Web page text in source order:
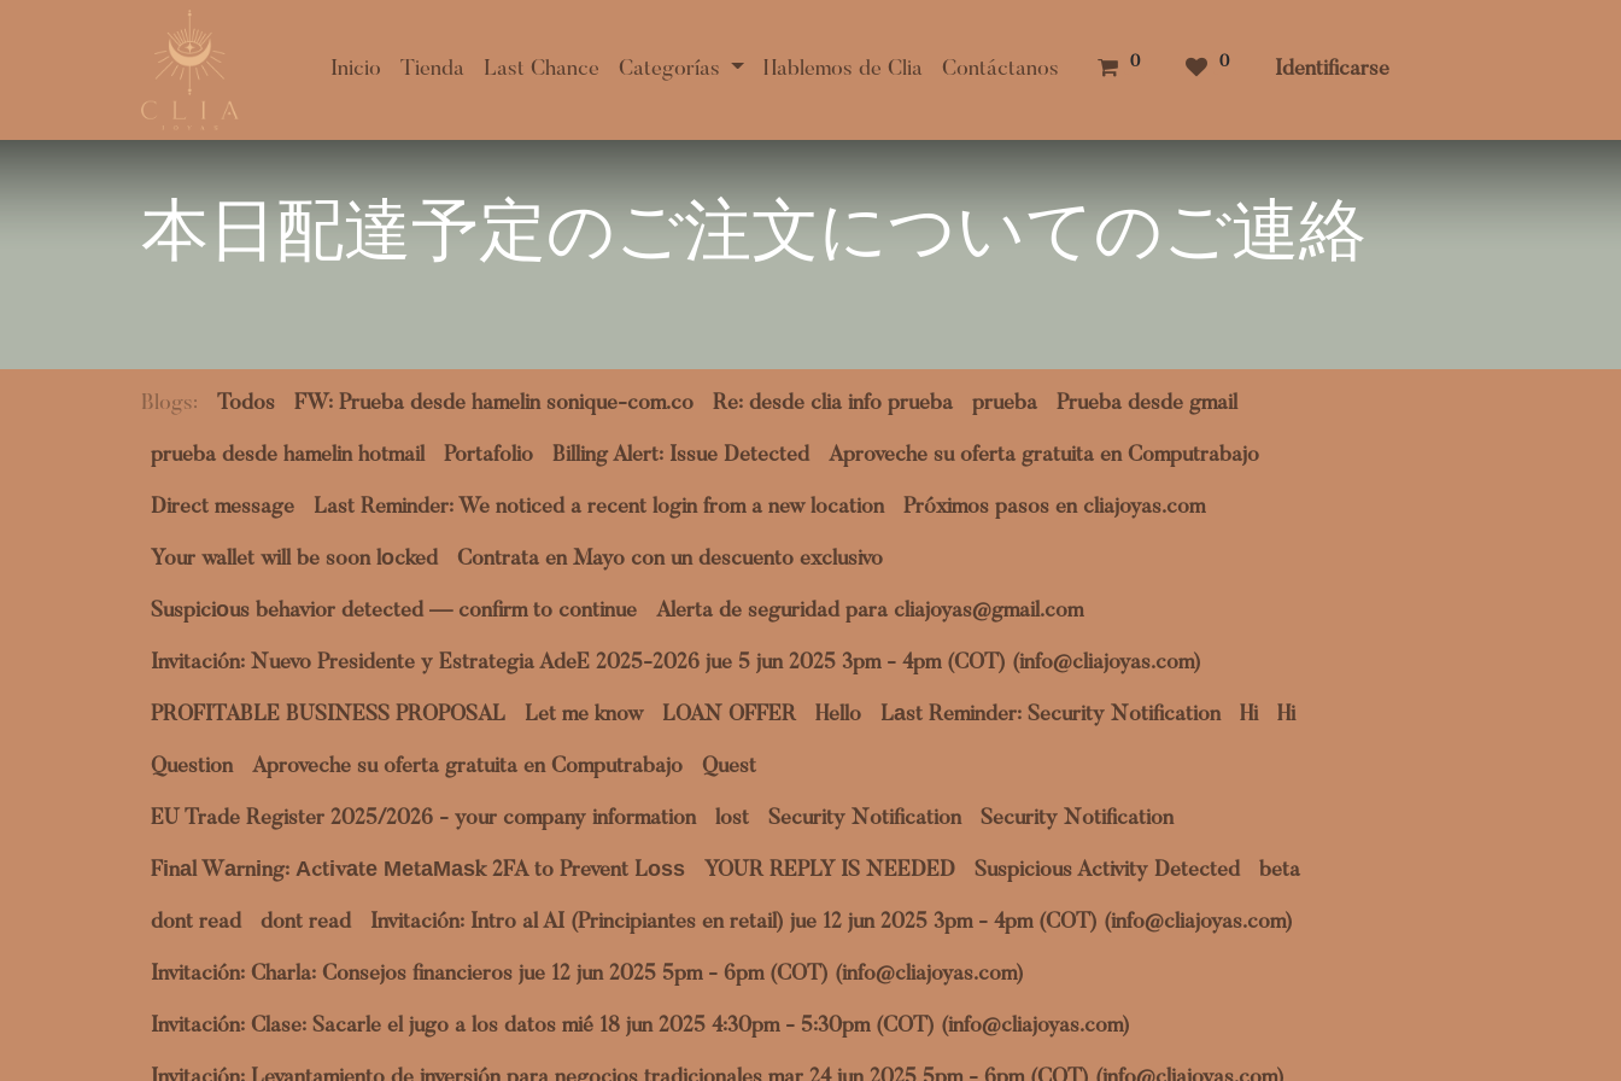
Inicio Tienda Last Chance Categorías Hablemos de Clia Contáctanos 0 0 Identificarse
本日配達予定のご注文についてのご連絡
Blogs: Todos FW: Prueba desde hamelin sonique-com.co Re: desde clia info prueba prueba Prueba desde gmail
prueba desde hamelin hotmail Portafolio Billing Alert: Issue Detected Aproveche su oferta gratuita en Computrabajo
Direct message Last Reminder: We noticed a recent login from a new location Próximos pasos en cliajoyas.com
Your wallet will be soon lоcked Contrata en Mayo con un descuento exclusivo
Suspiciоus behavior detected — confirm to continue Alerta de seguridad para cliajoyas@gmail.com
Invitación: Nuevo Presidente y Estrategia AdeE 2025-2026 jue 5 jun 2025 3pm - 4pm (COT) (info@cliajoyas.com)
PROFITABLE BUSINESS PROPOSAL Let me know LOAN OFFER Hello Lаst Reminder: Security Notification Hi Hi
Question Aproveche su oferta gratuita en Computrabajo Quest
EU Trade Register 2025/2026 - your company information lost Security Notification Security Notification
Fіnаl Wаrnіng: Аctіvаtе МеtаМаѕk 2FA to Prevent Lоѕѕ YOUR REPLY IS NEEDED Suspicious Activity Detected beta
dont read dont read Invitación: Intro al AI (Principiantes en retail) jue 12 jun 2025 3pm - 4pm (COT) (info@cliajoyas.com)
Invitación: Charla: Consejos financieros jue 12 jun 2025 5pm - 6pm (COT) (info@cliajoyas.com)
Invitación: Clase: Sacarle el jugo a los datos mié 18 jun 2025 4:30pm - 5:30pm (COT) (info@cliajoyas.com)